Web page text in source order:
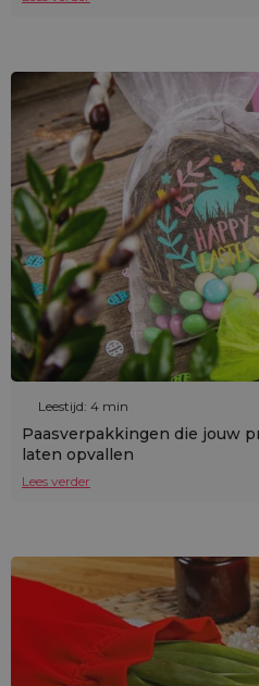
Leestijd: 4 min
Paasverpakkingen die jouw
laten opvallen
Lees verder